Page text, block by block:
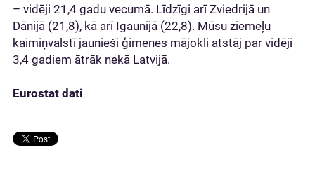
– vidēji 21,4 gadu vecumā. Līdzīgi arī Zviedrijā un
Dānijā (21,8), kā arī Igaunijā (22,8). Mūsu ziemeļu
kaimiņvalstī jaunieši ģimenes mājokli atstāj par vidēji
3,4 gadiem ātrāk nekā Latvijā.
Eurostat dati